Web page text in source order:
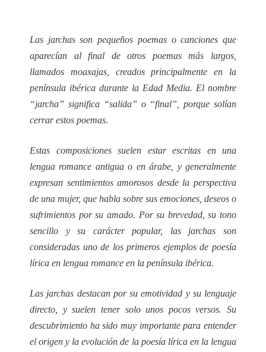
Las jarchas son pequeños poemas o canciones que
aparecían al final de otros poemas más largos,
llamados moaxajas, creados principalmente en la
península ibérica durante la Edad Media. El nombre
“jarcha” significa “salida” o “final”, porque solían
cerrar estos poemas.
Estas composiciones suelen estar escritas en una
lengua romance antigua o en árabe, y generalmente
expresan sentimientos amorosos desde la perspectiva
de una mujer, que habla sobre sus emociones, deseos o
sufrimientos por su amado. Por su brevedad, su tono
sencillo y su carácter popular, las jarchas son
consideradas uno de los primeros ejemplos de poesía
lírica en lengua romance en la península ibérica.
Las jarchas destacan por su emotividad y su lenguaje
directo, y suelen tener solo unos pocos versos. Su
descubrimiento ha sido muy importante para entender
el origen y la evolución de la poesía lírica en la lengua